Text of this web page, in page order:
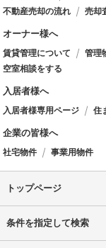
不動産売却の流れ
売却
オーナー様へ
賃貸管理について 管理
空室相談をする
入居者様へ
入居者様専用ページ 住
企業の皆様へ
社宅物件 事業用物件
トップページ
条件を指定して検索